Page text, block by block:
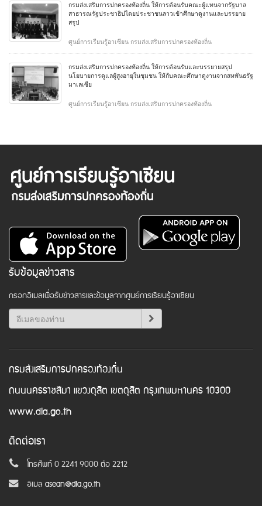
กรมส่งเสริมการปกครองท้องถิ่น ให้การต้อนรับคณะผู้แทนจากรัฐบาล
สาธารณรัฐประชาธิปไตยประชาชนลาวเข้าศึกษาดูงานและบรรยาย
สรุป
ศูนย์การเรียนรู้อาเซียน กรมส่งเสริมการปกครองท้องถิ่น
กรมส่งเสริมการปกครองท้องถิ่น ให้การต้อนรับและบรรยายสรุป
นโยบายการดูแลผู้สูงอายุในชุมชน ให้กับคณะศึกษาดูงานจากสหพันธรัฐ
มาเลเซีย
ศูนย์การเรียนรู้อาเซียน กรมส่งเสริมการปกครองท้องถิ่น
รับข้อมูลข่าวสาร
กรอกอีเมลเพื่อรับข่าวสารและข้อมูลจากศูนย์การเรียนรู้อาเซียน
กรมส่งเสริมการปกครองท้องถิ่น
ถนนนครราชสีมา แขวงดุสิต เขตดุสิต กรุงเทพมหานคร 10300
www.dla.go.th
ติดต่อเรา
โทรศัพท์ 0 2241 9000 ต่อ 2212
อีเมล asean@dla.go.th